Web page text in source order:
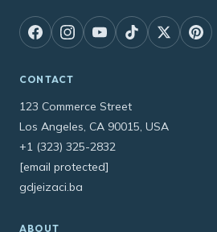
CONTACT
123 Commerce Street
Los Angeles, CA 90015, USA
+1 (323) 325-2832
[email protected]
gdjeizaci.ba
ABOUT